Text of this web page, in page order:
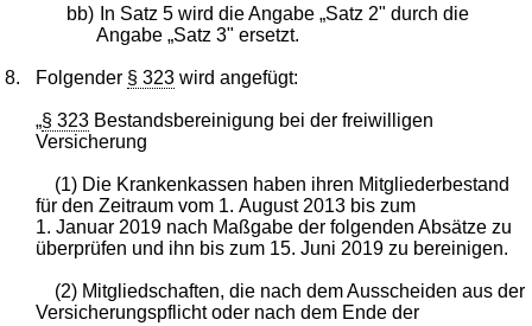
bb)
In Satz 5 wird die Angabe „Satz 2" durch die
Angabe „Satz 3" ersetzt.
8. Folgender § 323 wird angefügt:
„§ 323 Bestandsbereinigung bei der freiwilligen
Versicherung
(1) Die Krankenkassen haben ihren Mitgliederbestand
für den Zeitraum vom 1. August 2013 bis zum
1. Januar 2019 nach Maßgabe der folgenden Absätze zu
überprüfen und ihn bis zum 15. Juni 2019 zu bereinigen.
(2) Mitgliedschaften, die nach dem Ausscheiden aus der
Versicherungspflicht oder nach dem Ende der